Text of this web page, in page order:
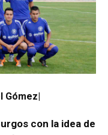
Gómez|
con la idea de